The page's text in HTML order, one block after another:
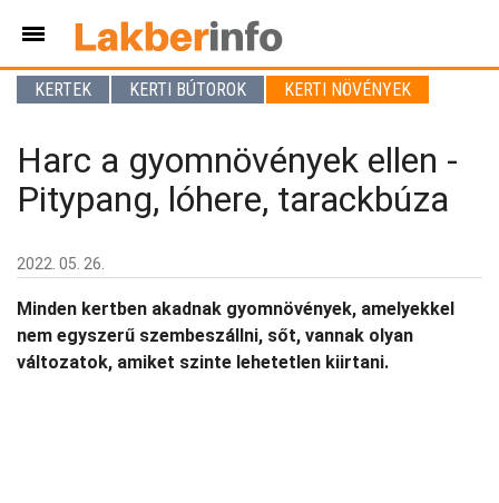
KERTEK KERTI BÚTOROK KERTI NÖVÉNYEK
Harc a gyomnövények ellen -
Pitypang, lóhere, tarackbúza
2022. 05. 26.
Minden kertben akadnak gyomnövények, amelyekkel
nem egyszerű szembeszállni, sőt, vannak olyan
változatok, amiket szinte lehetetlen kiirtani.